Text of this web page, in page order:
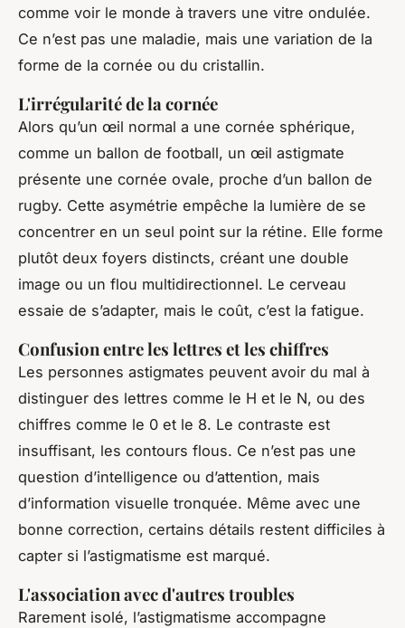
comme voir le monde à travers une vitre ondulée.
Ce n’est pas une maladie, mais une variation de la
forme de la cornée ou du cristallin.
L'irrégularité de la cornée
Alors qu’un œil normal a une cornée sphérique,
comme un ballon de football, un œil astigmate
présente une cornée ovale, proche d’un ballon de
rugby. Cette asymétrie empêche la lumière de se
concentrer en un seul point sur la rétine. Elle forme
plutôt deux foyers distincts, créant une double
image ou un flou multidirectionnel. Le cerveau
essaie de s’adapter, mais le coût, c’est la fatigue.
Confusion entre les lettres et les chiffres
Les personnes astigmates peuvent avoir du mal à
distinguer des lettres comme le H et le N, ou des
chiffres comme le 0 et le 8. Le contraste est
insuffisant, les contours flous. Ce n’est pas une
question d’intelligence ou d’attention, mais
d’information visuelle tronquée. Même avec une
bonne correction, certains détails restent difficiles à
capter si l’astigmatisme est marqué.
L'association avec d'autres troubles
Rarement isolé, l’astigmatisme accompagne